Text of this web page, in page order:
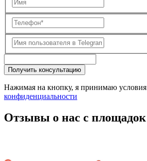
Получить консультацию
Нажимая на кнопку, я принимаю условия
конфиденциальности
Отзывы о нас с площадок